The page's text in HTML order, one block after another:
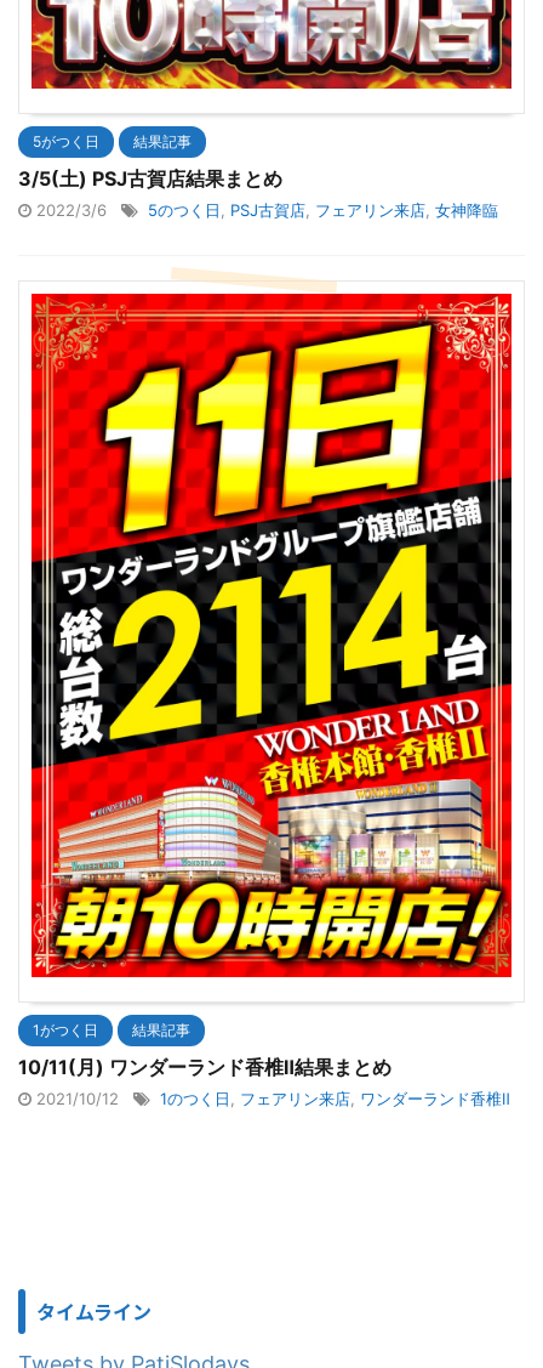
5がつく日 結果記事
3/5(土) PSJ古賀店結果まとめ
2022/3/6 5のつく日 PSJ古賀店 フェアリン来店 女神降臨
1がつく日 結果記事
10/11(月) ワンダーランド香椎Ⅱ結果まとめ
2021/10/12 1のつく日 フェアリン来店 ワンダーランド香椎Ⅱ
タイムライン